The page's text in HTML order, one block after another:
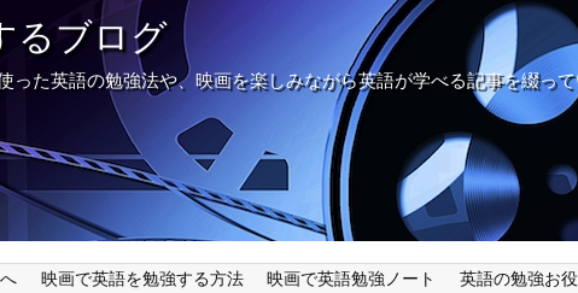
るブログ
った英語の勉強法や、映画を楽しみながら英語が学べる記事を綴っ
映画で英語を勉強する方法 映画で英語勉強ノート 英語の勉強お